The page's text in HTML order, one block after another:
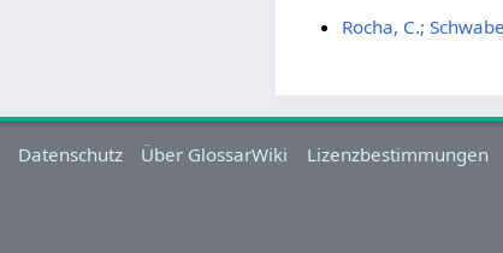
Rocha, C.;
Datenschutz Über GlossarWiki Lizenzbestimmungen